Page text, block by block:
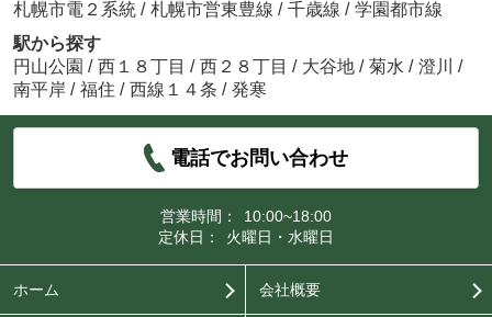
札幌市電２系統 / 札幌市営東豊線 / 千歳線 / 学園都市線
駅から探す
円山公園 / 西１８丁目 / 西２８丁目 / 大谷地 / 菊水 / 澄川
/
南平岸 / 福住 / 西線１４条 / 発寒
電話でお問い合わせ
営業時間：
10:00~18:00
定休日：
火曜日・水曜日
ホーム 会社概要